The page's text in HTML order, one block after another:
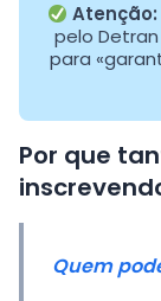
Atenção:
pelo
para
Por que
Quem